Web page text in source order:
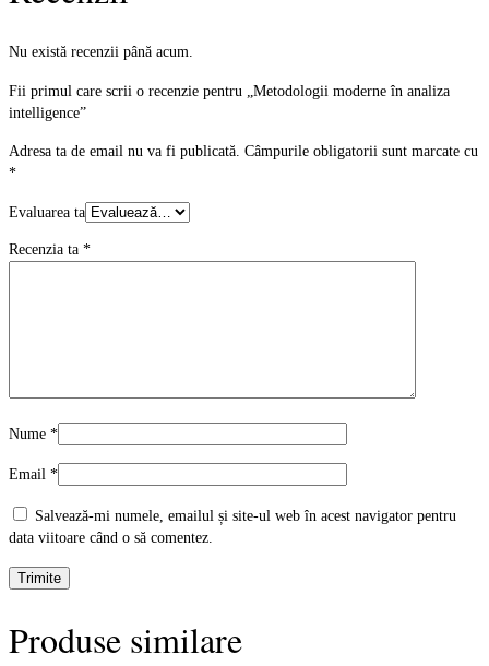
Nu există recenzii până acum.
Fii primul care scrii o recenzie pentru „Metodologii moderne în analiza
intelligence”
Adresa ta de email nu va fi publicată. Câmpurile obligatorii sunt marcate cu
*
Evaluarea ta
Recenzia ta *
Nume *
Email *
Salvează-mi numele, emailul și site-ul web în acest navigator pentru
data viitoare când o să comentez.
Produse similare